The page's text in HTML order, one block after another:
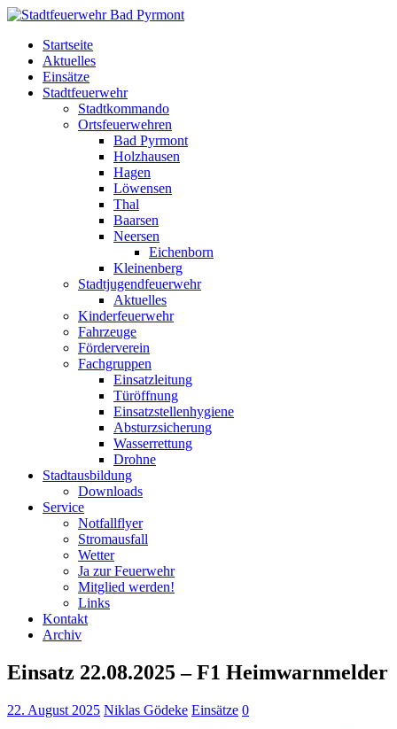
Startseite
Aktuelles
Einsätze
Stadtfeuerwehr
Stadtkommando
Ortsfeuerwehren
Bad Pyrmont
Holzhausen
Hagen
Löwensen
Thal
Baarsen
Neersen
Eichenborn
Kleinenberg
Stadtjugendfeuerwehr
Aktuelles
Kinderfeuerwehr
Fahrzeuge
Förderverein
Fachgruppen
Einsatzleitung
Türöffnung
Einsatzstellenhygiene
Absturzsicherung
Wasserrettung
Drohne
Stadtausbildung
Downloads
Service
Notfallflyer
Stromausfall
Wetter
Ja zur Feuerwehr
Mitglied werden!
Links
Kontakt
Archiv
Einsatz 22.08.2025 – F1 Heimwarnmelder
22. August 2025 Niklas Gödeke Einsätze 0